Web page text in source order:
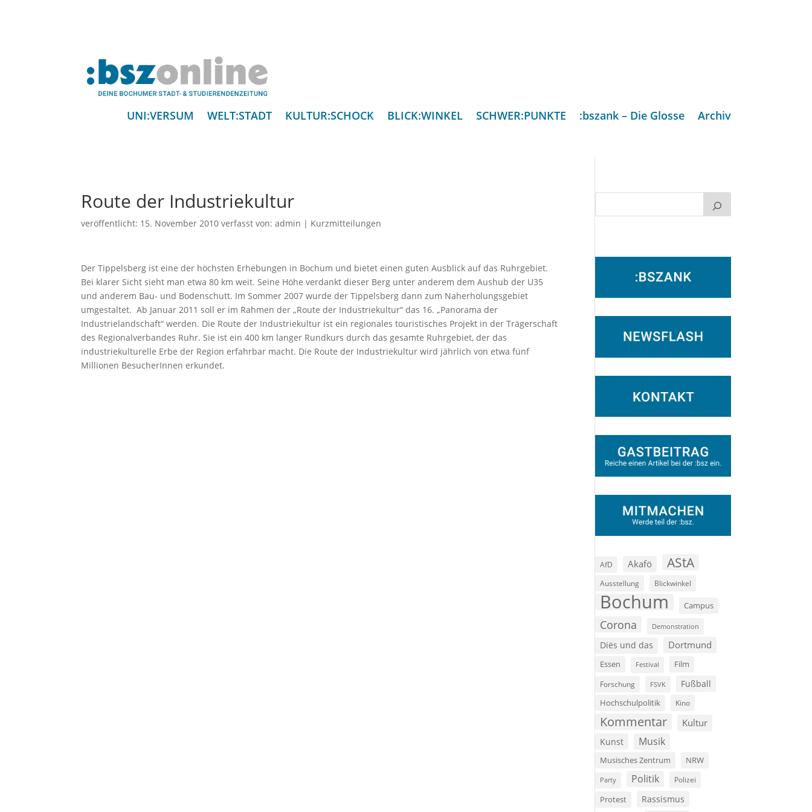
UNI:VERSUM WELT:STADT KULTUR:SCHOCK BLICK:WINKEL SCHWER:PUNKTE :bszank – Die Glosse Archiv
Route der Industriekultur
veröffentlicht: 15. November 2010 verfasst von:admin | Kurzmitteilungen
Der Tippelsberg ist eine der höchsten Erhebungen in Bochum und bietet einen guten Ausblick auf das Ruhrgebiet.
Bei klarer Sicht sieht man etwa 80 km weit. Seine Höhe verdankt dieser Berg unter anderem dem Aushub der U35
und anderem Bau- und Bodenschutt. Im Sommer 2007 wurde der Tippelsberg dann zum Naherholungsgebiet
umgestaltet. Ab Januar 2011 soll er im Rahmen der „Route der Industriekultur“ das 16. „Panorama der
Industrielandschaft“ werden. Die Route der Industriekultur ist ein regionales touristisches Projekt in der Trägerschaft
des Regionalverbandes Ruhr. Sie ist ein 400 km langer Rundkurs durch das gesamte Ruhrgebiet, der das
industriekulturelle Erbe der Region erfahrbar macht. Die Route der Industriekultur wird jährlich von etwa fünf
Millionen BesucherInnen erkundet.
AfD Akafö AStA
Ausstellung Blickwinkel
Bochum Campus
Corona Demonstration
Diës und das Dortmund
Essen Festival Film
Forschung FSVK Fußball
Hochschulpolitik Kino
Kommentar Kultur
Kunst Musik
Musisches Zentrum NRW
Party Politik Polizei
Protest Rassismus